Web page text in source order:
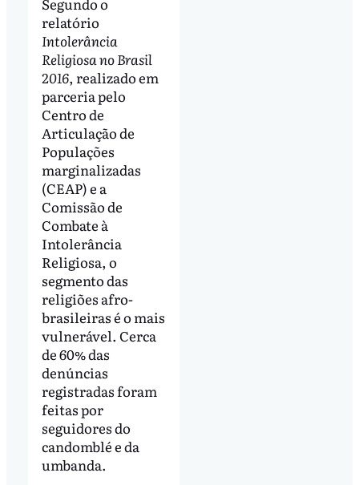
relatório
Intolerância
Religiosa no Brasil
2016, realizado em
parceria pelo
Centro de
Articulação de
Populações
marginalizadas
(CEAP) e a
Comissão de
Combate à
Intolerância
Religiosa, o
segmento das
religiões afro-
brasileiras é o mais
vulnerável. Cerca
de 60% das
denúncias
registradas foram
feitas por
seguidores do
candomblé e da
umbanda.